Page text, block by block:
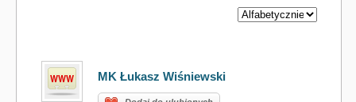
MK Łukasz Wiśniewski